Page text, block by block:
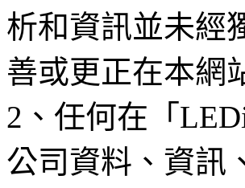
析和資訊並未經
善或更正在本網
2、任何在「
公司資料、資訊